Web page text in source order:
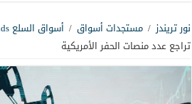
نور تريندز / مستجدات أسواق / أسواق السلع Noor Trends
تراجع عدد منصات الحفر الأمريكية